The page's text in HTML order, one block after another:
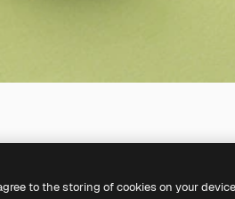
to the storing of cookies on your